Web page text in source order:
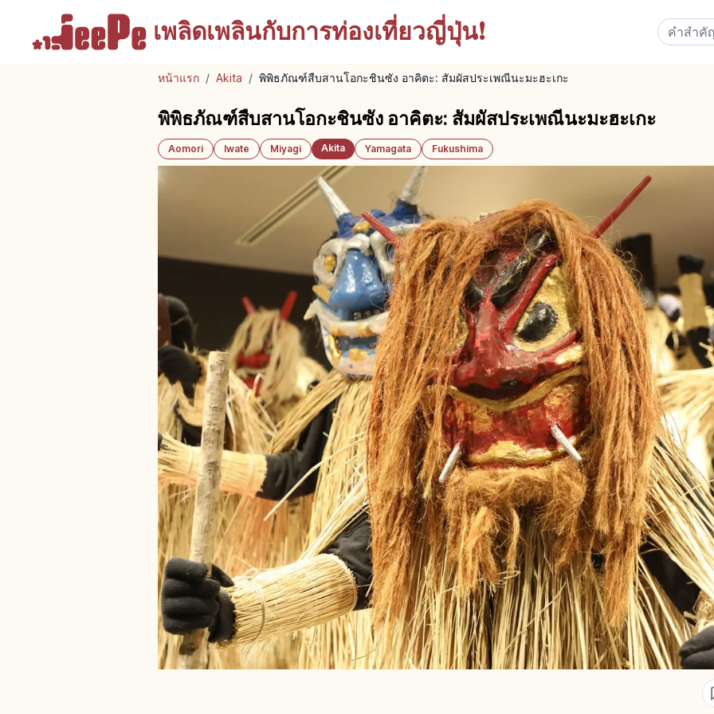
เพลิดเพลินกับการท่องเที่ยวญี่ปุ่น!
หน้าแรก / Akita / พิพิธภัณฑ์สืบสานโอกะชินซัง อาคิตะ: สัมผัสประเพณีนะมะฮะเกะ
พิพิธภัณฑ์สืบสานโอกะชินซัง อาคิตะ: สัมผัสประเพณีนะมะฮะเกะ
Aomori Iwate Miyagi Akita Yamagata Fukushima